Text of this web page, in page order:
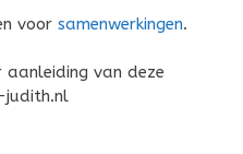
voor samenwerkingen.
aanleiding van deze
judith.nl